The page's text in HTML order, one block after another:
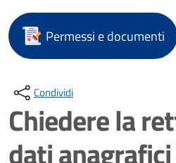
Permessi e documenti
Condividi
Chiedere la
dati